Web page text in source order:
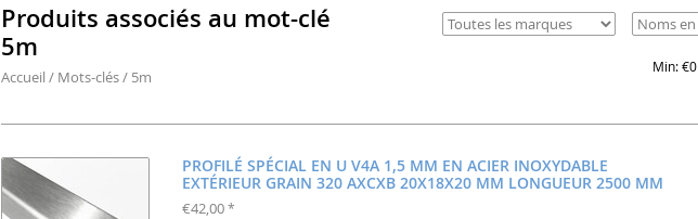
Produits associés au mot-clé
5m
Accueil / Mots-clés/ 5m
Min: €0
PROFILÉ SPÉCIAL EN U V4A 1,5 MM EN ACIER INOXYDABLE
EXTÉRIEUR GRAIN 320 AXCXB 20X18X20 MM LONGUEUR 2500 MM
€42,00 *